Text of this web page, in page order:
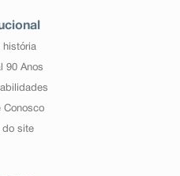
história
90 Anos
Conosco
do site